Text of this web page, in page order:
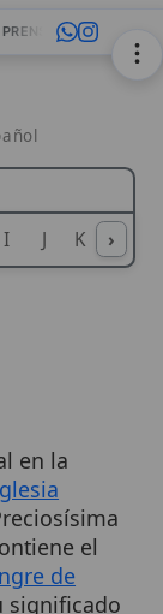
WEBMASTERS
J K L M
›
el
de
y